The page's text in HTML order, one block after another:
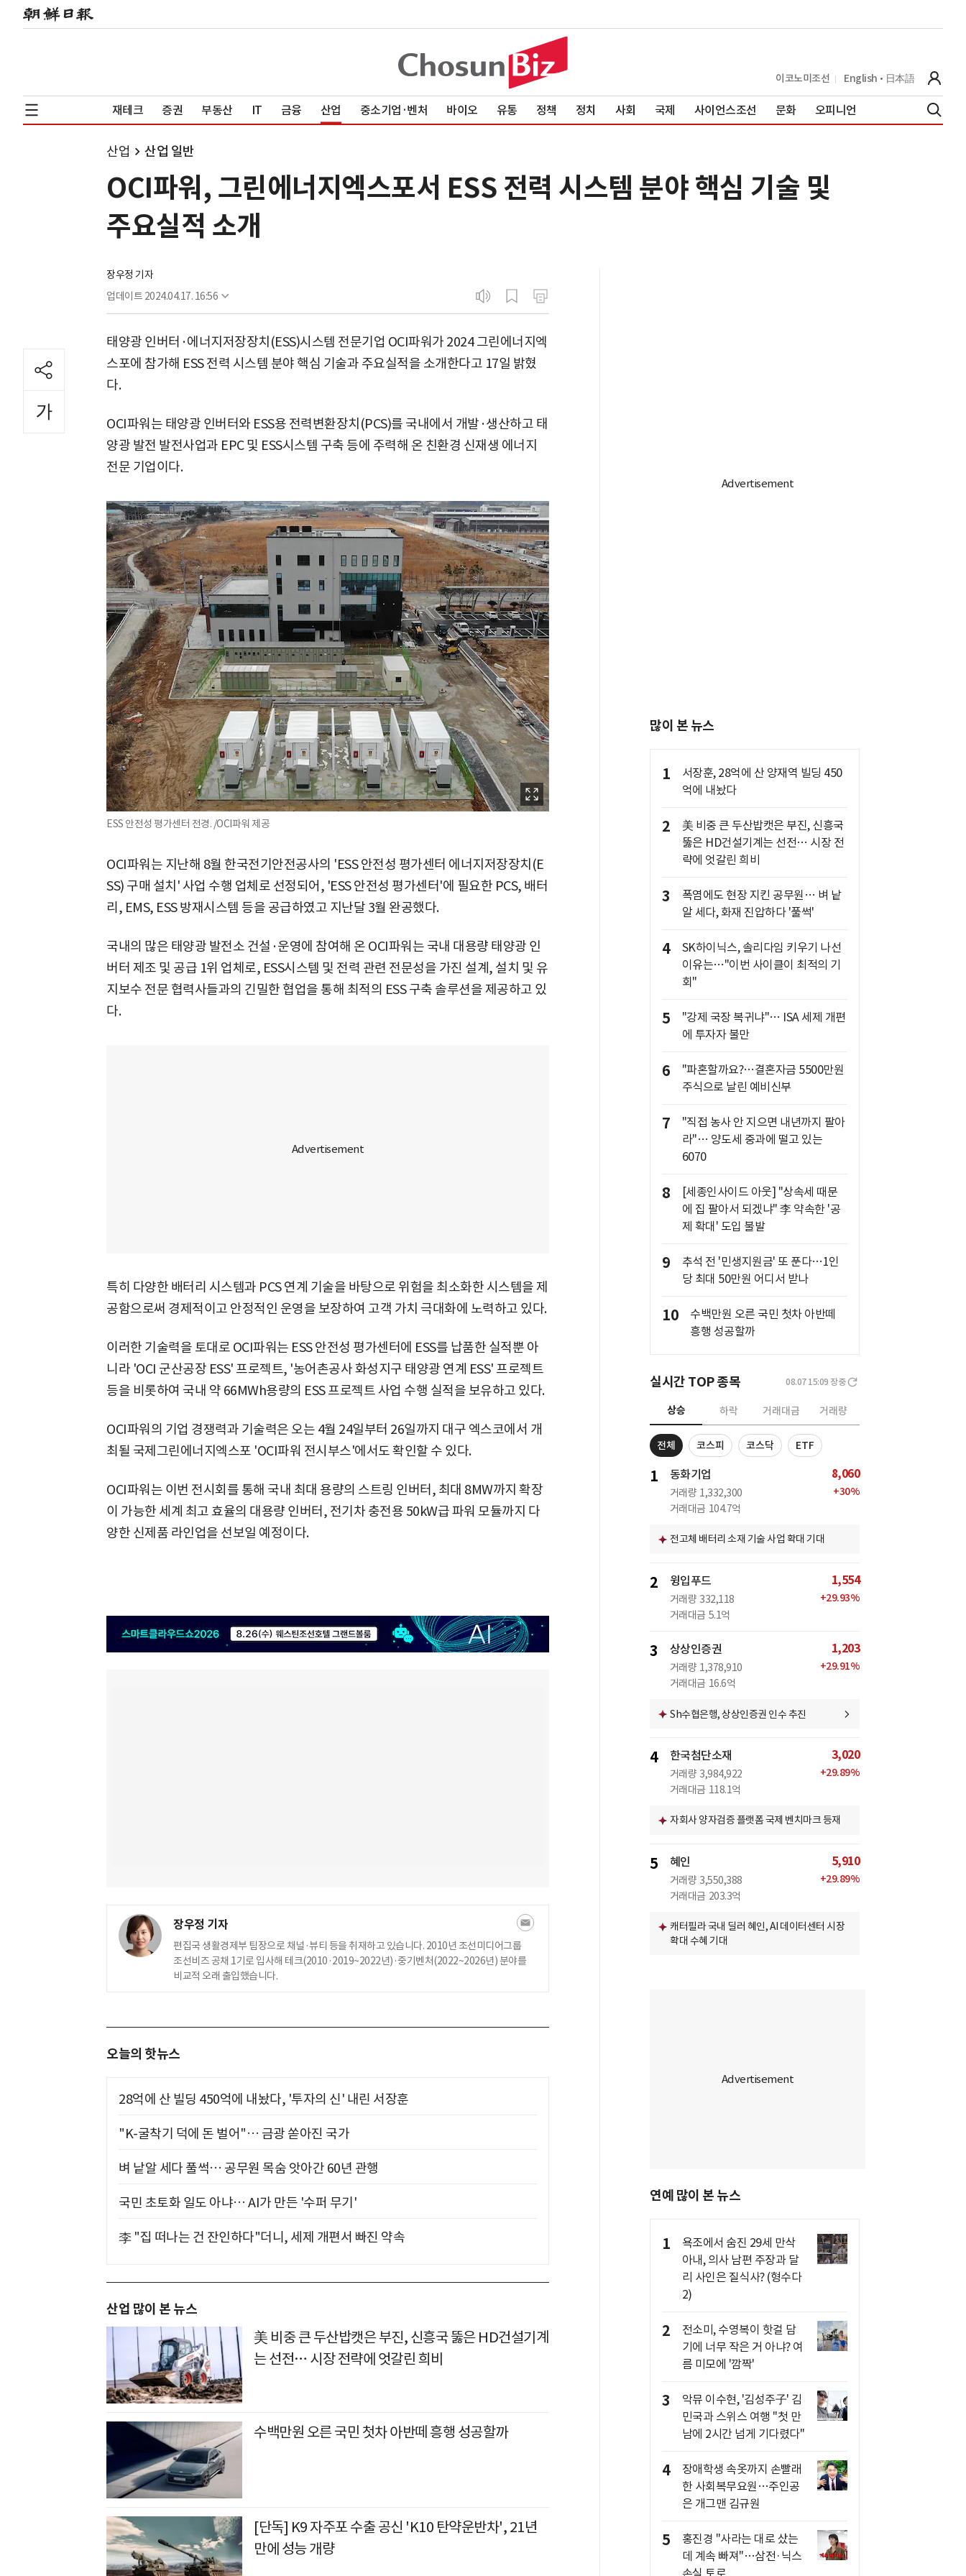
이코노미조선 English 日本語
재테크 증권 부동산 IT 금융 산업 중소기업·벤처 바이오 유통 정책 정치 사회 국제 사이언스조선 문화 오피니언
산업 산업 일반
OCI파워, 그린에너지엑스포서 ESS 전력 시스템 분야 핵심 기술 및
주요실적 소개
장우정 기자
업데이트 2024.04.17. 16:56
태양광 인버터·에너지저장장치(ESS)시스템 전문기업 OCI파워가 2024 그린에너지엑
스포에 참가해 ESS 전력 시스템 분야 핵심 기술과 주요실적을 소개한다고 17일 밝혔
다.
OCI파워는 태양광 인버터와 ESS용 전력변환장치(PCS)를 국내에서 개발·생산하고 태
양광 발전 발전사업과 EPC 및 ESS시스템 구축 등에 주력해 온 친환경 신재생 에너지
전문 기업이다.
ESS 안전성 평가센터 전경. /OCI파워 제공
OCI파워는 지난해 8월 한국전기안전공사의 'ESS 안전성 평가센터 에너지저장장치(E
SS) 구매 설치' 사업 수행 업체로 선정되어, 'ESS 안전성 평가센터'에 필요한 PCS, 배터
리, EMS, ESS 방재시스템 등을 공급하였고 지난달 3월 완공했다.
국내의 많은 태양광 발전소 건설·운영에 참여해 온 OCI파워는 국내 대용량 태양광 인
버터 제조 및 공급 1위 업체로, ESS시스템 및 전력 관련 전문성을 가진 설계, 설치 및 유
지보수 전문 협력사들과의 긴밀한 협업을 통해 최적의 ESS 구축 솔루션을 제공하고 있
다.
특히 다양한 배터리 시스템과 PCS 연계 기술을 바탕으로 위험을 최소화한 시스템을 제
공함으로써 경제적이고 안정적인 운영을 보장하여 고객 가치 극대화에 노력하고 있다.
이러한 기술력을 토대로 OCI파워는 ESS 안전성 평가센터에 ESS를 납품한 실적뿐 아
니라 'OCI 군산공장 ESS' 프로젝트, '농어촌공사 화성지구 태양광 연계 ESS' 프로젝트
등을 비롯하여 국내 약 66MWh용량의 ESS 프로젝트 사업 수행 실적을 보유하고 있다.
OCI파워의 기업 경쟁력과 기술력은 오는 4월 24일부터 26일까지 대구 엑스코에서 개
최될 국제그린에너지엑스포 'OCI파워 전시부스'에서도 확인할 수 있다.
OCI파워는 이번 전시회를 통해 국내 최대 용량의 스트링 인버터, 최대 8MW까지 확장
이 가능한 세계 최고 효율의 대용량 인버터, 전기차 충전용 50kW급 파워 모듈까지 다
양한 신제품 라인업을 선보일 예정이다.
장우정 기자
편집국 생활경제부 팀장으로 채널·뷰티 등을 취재하고 있습니다. 2010년 조선미디어그룹
조선비즈 공채 1기로 입사해 테크(2010·2019~2022년)·중기벤처(2022~2026년) 분야를
비교적 오래 출입했습니다.
오늘의 핫뉴스
28억에 산 빌딩 450억에 내놨다, '투자의 신' 내린 서장훈
"K-굴착기 덕에 돈 벌어"… 금광 쏟아진 국가
벼 낱알 세다 풀썩… 공무원 목숨 앗아간 60년 관행
국민 초토화 일도 아냐… AI가 만든 '수퍼 무기'
李 "집 떠나는 건 잔인하다"더니, 세제 개편서 빠진 약속
산업 많이 본 뉴스
美 비중 큰 두산밥캣은 부진, 신흥국 뚫은 HD건설기계
는 선전… 시장 전략에 엇갈린 희비
수백만원 오른 국민 첫차 아반떼 흥행 성공할까
[단독] K9 자주포 수출 공신 'K10 탄약운반차', 21년
만에 성능 개량
많이 본 뉴스
1
서장훈, 28억에 산 양재역 빌딩 450
억에 내놨다
2
美 비중 큰 두산밥캣은 부진, 신흥국
뚫은 HD건설기계는 선전… 시장 전
략에 엇갈린 희비
3
폭염에도 현장 지킨 공무원… 벼 낱
알 세다, 화재 진압하다 '풀썩'
4
SK하이닉스, 솔리다임 키우기 나선
이유는…"이번 사이클이 최적의 기
회"
5
"강제 국장 복귀냐"… ISA 세제 개편
에 투자자 불만
6
"파혼할까요?…결혼자금 5500만원
주식으로 날린 예비신부
7
"직접 농사 안 지으면 내년까지 팔아
라"… 양도세 중과에 떨고 있는
6070
8
[세종인사이드 아웃] "상속세 때문
에 집 팔아서 되겠냐" 李 약속한 '공
제 확대' 도입 불발
9
추석 전 '민생지원금' 또 푼다…1인
당 최대 50만원 어디서 받나
10
수백만원 오른 국민 첫차 아반떼
흥행 성공할까
실시간 TOP 종목 08.07 15:09 장중
상승 하락 거래대금 거래량
전체 코스피 코스닥 ETF
1 동화기업
거래량 1,332,300
거래대금 104.7억
8,060
+30%
전고체 배터리 소재 기술 사업 확대 기대
2 윙입푸드
거래량 332,118
거래대금 5.1억
1,554
+29.93%
3 상상인증권
거래량 1,378,910
거래대금 16.6억
1,203
+29.91%
Sh수협은행, 상상인증권 인수 추진
4 한국첨단소재
거래량 3,984,922
거래대금 118.1억
3,020
+29.89%
자회사 양자검증 플랫폼 국제 벤치마크 등재
5 혜인
거래량 3,550,388
거래대금 203.3억
5,910
+29.89%
캐터필라 국내 딜러 혜인, AI 데이터센터 시장
확대 수혜 기대
연예 많이 본 뉴스
1
욕조에서 숨진 29세 만삭
아내, 의사 남편 주장과 달
리 사인은 질식사? (형수다
2)
2
전소미, 수영복이 핫걸 담
기에 너무 작은 거 아냐? 여
름 미모에 '깜짝'
3
악뮤 이수현, '김성주子' 김
민국과 스위스 여행 "첫 만
남에 2시간 넘게 기다렸다"
4
장애학생 속옷까지 손빨래
한 사회복무요원…주인공
은 개그맨 김규원
5
홍진경 "사라는 대로 샀는
데 계속 빠져"…삼전·닉스
손실 토로